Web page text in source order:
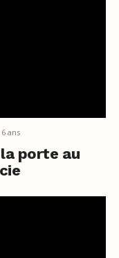
ans
porte au